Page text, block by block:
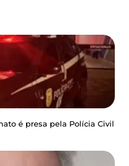
é presa pela Polícia Civil